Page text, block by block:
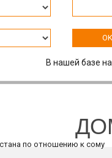
OK
В нашей базе